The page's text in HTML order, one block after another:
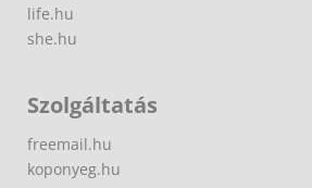
life.hu
she.hu
Szolgáltatás
freemail.hu
koponyeg.hu